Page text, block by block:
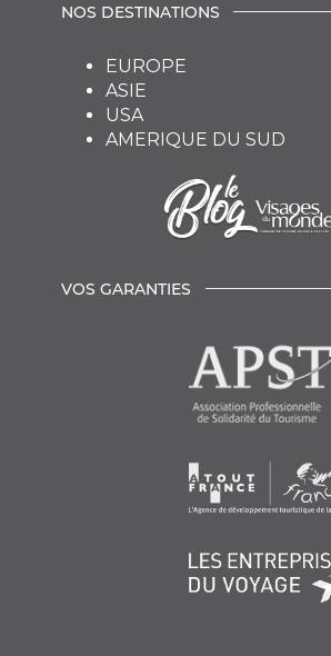
NOS DESTINATIONS
EUROPE
ASIE
USA
AMERIQUE DU SUD
VOS GARANTIES